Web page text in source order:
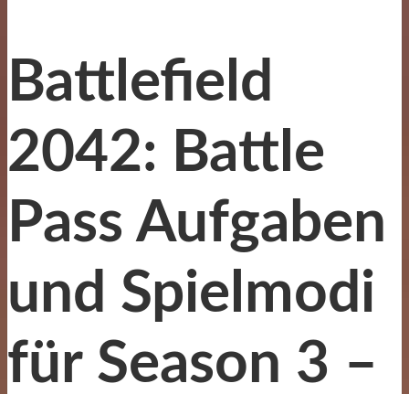
Battlefield
2042: Battle
Pass Aufgaben
und Spielmodi
für Season 3 –